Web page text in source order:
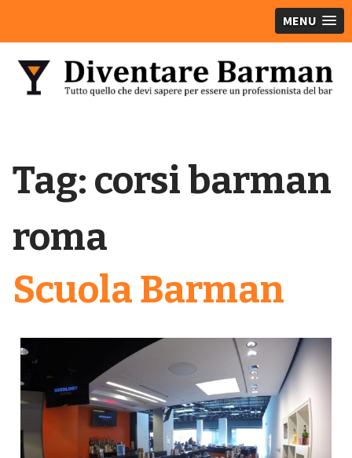
MENU
Tag: corsi barman
roma
Scuola Barman